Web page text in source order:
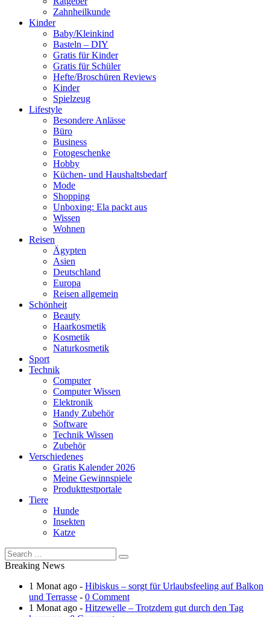
Zahnheilkunde
Kinder
Baby/Kleinkind
Basteln – DIY
Gratis für Kinder
Gratis für Schüler
Hefte/Broschüren Reviews
Kinder
Spielzeug
Lifestyle
Besondere Anlässe
Büro
Business
Fotogeschenke
Hobby
Küchen- und Haushaltsbedarf
Mode
Shopping
Unboxing: Ela packt aus
Wissen
Wohnen
Reisen
Ägypten
Asien
Deutschland
Europa
Reisen allgemein
Schönheit
Beauty
Haarkosmetik
Kosmetik
Naturkosmetik
Sport
Technik
Computer
Computer Wissen
Elektronik
Handy Zubehör
Software
Technik Wissen
Zubehör
Verschiedenes
Gratis Kalender 2026
Meine Gewinnspiele
Produkttestportale
Tiere
Hunde
Insekten
Katze
Breaking News
1 Monat ago - Hibiskus – sorgt für Urlaubsfeeling auf Balkon
und Terrasse - 0 Comment
1 Monat ago - Hitzewelle – Trotzdem gut durch den Tag